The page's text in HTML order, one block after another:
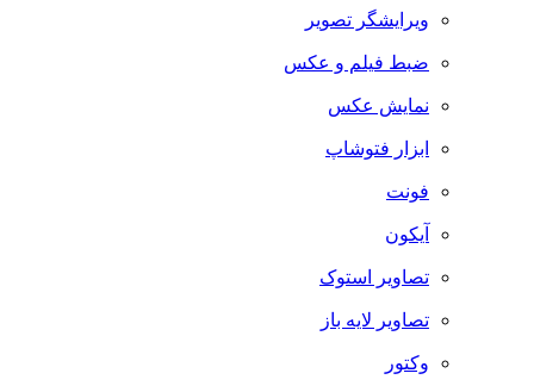
ویرایشگر تصویر
ضبط فيلم و عكس
نمایش عکس
ابزار فتوشاپ
فونت
آیکون
تصاویر استوک
تصاویر لایه باز
وکتور